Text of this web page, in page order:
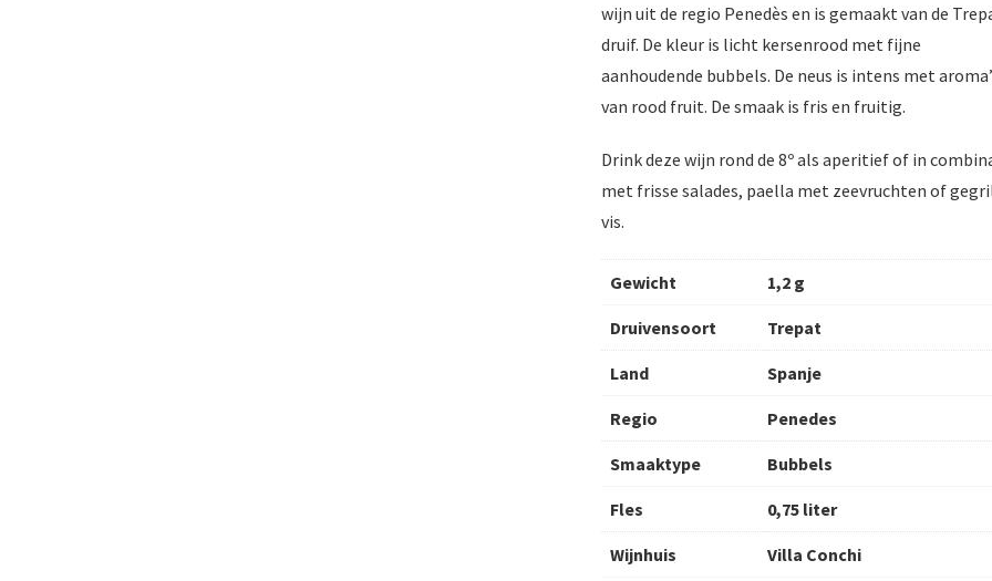
wijn uit de regio Penedès en is gemaakt van de
druif. De kleur is licht kersenrood met fijne
aanhoudende bubbels. De neus is intens met
van rood fruit. De smaak is fris en fruitig.
Drink deze wijn rond de 8º als aperitief of in
met frisse salades, paella met zeevruchten of
vis.
Gewicht 1,2 g
Druivensoort Trepat
Land Spanje
Regio Penedes
Smaaktype Bubbels
Fles 0,75 liter
Wijnhuis Villa Conchi